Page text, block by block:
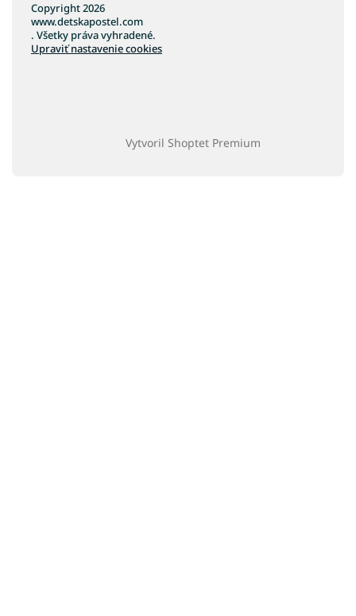
Vytvoril Shoptet Premium
Copyright 2026
www.detskapostel.com
. Všetky práva vyhradené.
Upraviť nastavenie cookies